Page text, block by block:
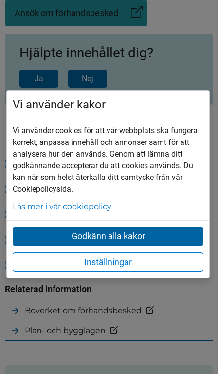
Ansök om förhandsbesked
(Länk
till
webbplats)
Hjälpte innehållet dig?
Ja Nej
Upptäck mer
Lediga jobb i Vårgårda kommun
Evenemang
Öppettider på Tumbergs ÅVC
Tumbergs återvinningscentral (ÅVC)
Relaterad information
Boverket om förhandsbesked
(länk
till
annan
webbplats)
Plan- och bygglagen
(länk
till
Vi använder kakor
Vi använder cookies för att vår webbplats ska fungera
korrekt, anpassa innehåll och annonser samt för att
analysera hur den används. Genom att lämna ditt
godkännande accepterar du att cookies används. Du
kan när som helst återkalla ditt samtycke från vår
Cookiepolicysida.
Läs mer i vår cookiepolicy
Godkänn alla kakor
Inställningar